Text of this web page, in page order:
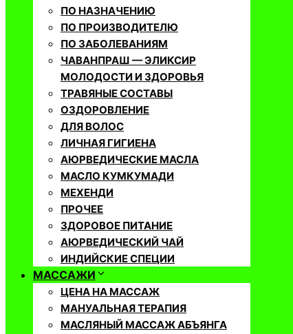
ПО НАЗНАЧЕНИЮ
ПО ПРОИЗВОДИТЕЛЮ
ПО ЗАБОЛЕВАНИЯМ
ЧАВАНПРАШ — ЭЛИКСИР
МОЛОДОСТИ И ЗДОРОВЬЯ
ТРАВЯНЫЕ СОСТАВЫ
ОЗДОРОВЛЕНИЕ
ДЛЯ ВОЛОС
ЛИЧНАЯ ГИГИЕНА
АЮРВЕДИЧЕСКИЕ МАСЛА
МАСЛО КУМКУМАДИ
МЕХЕНДИ
ПРОЧЕЕ
ЗДОРОВОЕ ПИТАНИЕ
АЮРВЕДИЧЕСКИЙ ЧАЙ
ИНДИЙСКИЕ СПЕЦИИ
МАССАЖИ
ЦЕНА НА МАССАЖ
МАНУАЛЬНАЯ ТЕРАПИЯ
МАСЛЯНЫЙ МАССАЖ АБЪЯНГА